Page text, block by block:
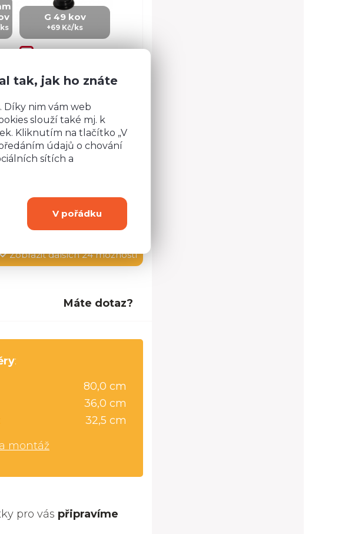
G 49 kov
+69 Kč/ks
ZI5 - KOV
+149 Kč/ks
Zobrazitdalších 24 možností
Máte dotaz?
:
80,0 cm
36,0 cm
32,5 cm
montáž
pro vás připravíme
tak, jak ho znáte
Díky nim vám web
slouží také mj. k
Kliknutím na tlačítko „V
údajů o chování
sítích a
V pořádku